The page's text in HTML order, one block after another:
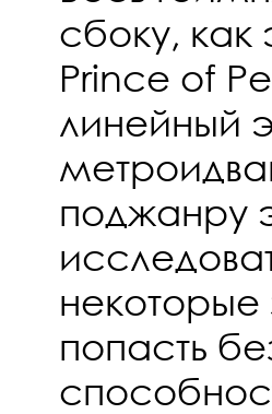
сбоку, как
Prince of
линейный
поджанру
попасть